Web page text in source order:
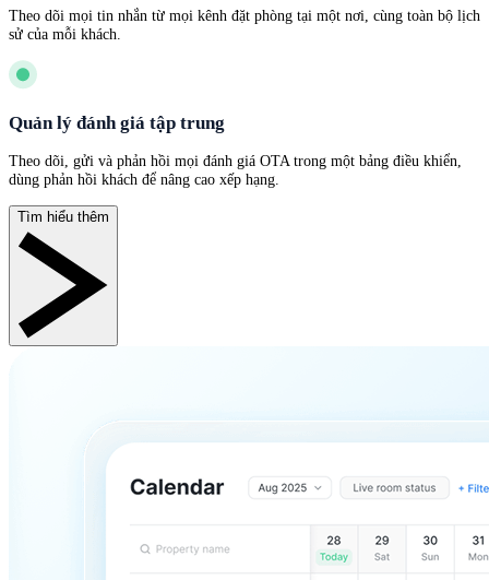
Theo dõi mọi tin nhắn từ mọi kênh đặt phòng tại một nơi, cùng toàn bộ lịch
sử của mỗi khách.
Quản lý đánh giá tập trung
Theo dõi, gửi và phản hồi mọi đánh giá OTA trong một bảng điều khiển,
dùng phản hồi khách để nâng cao xếp hạng.
Tìm hiểu thêm